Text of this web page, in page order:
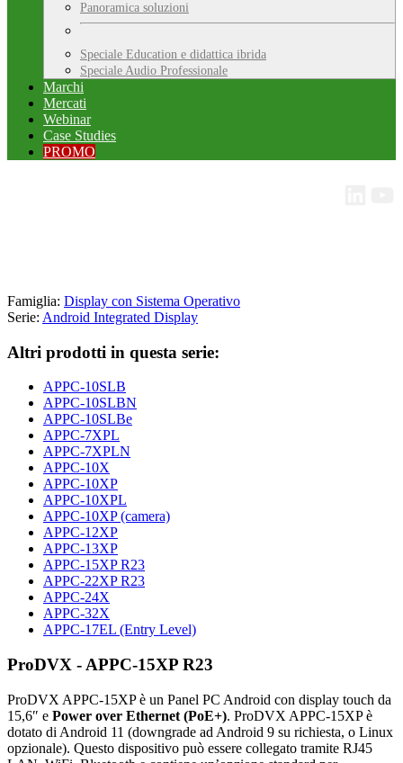
Panoramica soluzioni
Speciale Education e didattica ibrida
Speciale Audio Professionale
Marchi
Mercati
Webinar
Case Studies
PROMO
Famiglia: Display con Sistema Operativo
Serie: Android Integrated Display
Altri prodotti in questa serie:
APPC-10SLB
APPC-10SLBN
APPC-10SLBe
APPC-7XPL
APPC-7XPLN
APPC-10X
APPC-10XP
APPC-10XPL
APPC-10XP (camera)
APPC-12XP
APPC-13XP
APPC-15XP R23
APPC-22XP R23
APPC-24X
APPC-32X
APPC-17EL (Entry Level)
ProDVX - APPC-15XP R23
ProDVX APPC-15XP è un Panel PC Android con display touch da
15,6″ e Power over Ethernet (PoE+). ProDVX APPC-15XP è
dotato di Android 11 (downgrade ad Android 9 su richiesta, o Linux
opzionale). Questo dispositivo può essere collegato tramite RJ45